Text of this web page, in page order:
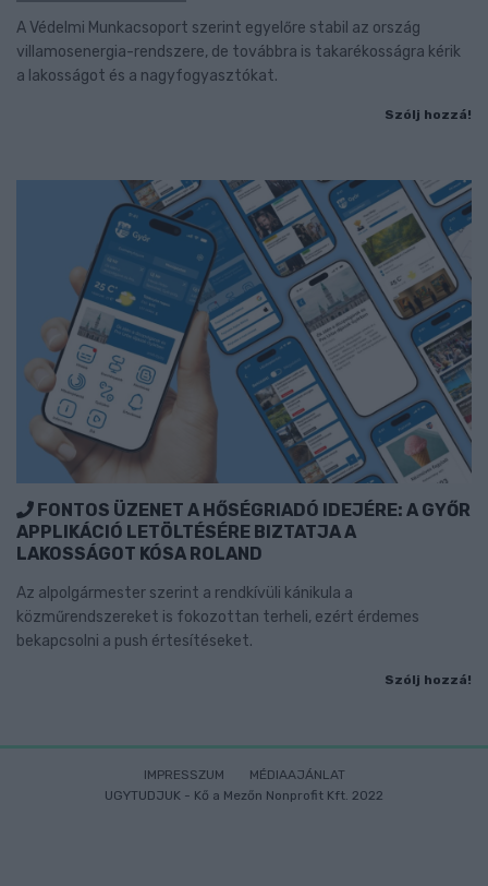
A Védelmi Munkacsoport szerint egyelőre stabil az ország
villamosenergia-rendszere, de továbbra is takarékosságra kérik
a lakosságot és a nagyfogyasztókat.
Szólj hozzá!
FONTOS ÜZENET A HŐSÉGRIADÓ IDEJÉRE: A GYŐR
APPLIKÁCIÓ LETÖLTÉSÉRE BIZTATJA A
LAKOSSÁGOT KÓSA ROLAND
Az alpolgármester szerint a rendkívüli kánikula a
közműrendszereket is fokozottan terheli, ezért érdemes
bekapcsolni a push értesítéseket.
Szólj hozzá!
IMPRESSZUM
MÉDIAAJÁNLAT
UGYTUDJUK - Kő a Mezőn Nonprofit Kft. 2022